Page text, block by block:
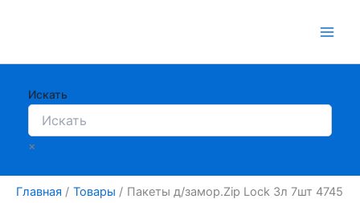
Искать
×
Главная Товары Пакеты д/замор.Zip Lock 3л 7шт 4745